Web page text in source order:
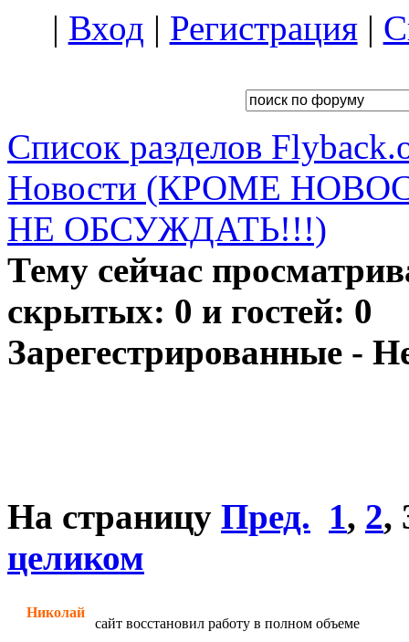
| Вход | Регистрация|
Список разделов
Новости (КРОМЕ
НЕ ОБСУЖДАТЬ!!!)
Тему сейчас
скрытых: 0 и гостей: 0
Зарегестрированные -
На страницу Пред. 1, 2,
целиком
Николай
сайт восстановил работу в полном объеме